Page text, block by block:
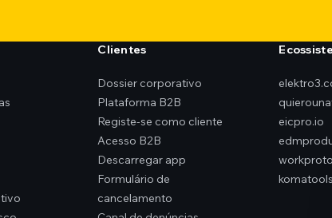
Clientes
Dossier corporativo
Plataforma B2B
Registe-se como cliente
Acesso B2B
Descarregar app
Formulário de
cancelamento
eicpro.io